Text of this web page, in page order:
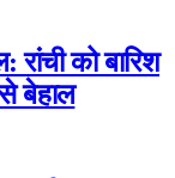
को बारिश
बेहाल